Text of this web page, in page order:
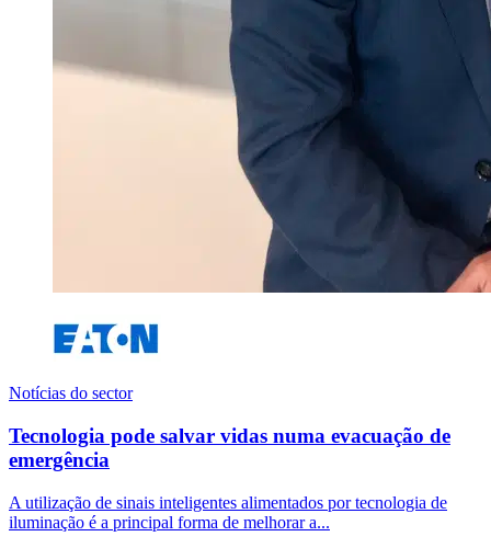
Notícias do sector
Tecnologia pode salvar vidas numa evacuação de
emergência
A utilização de sinais inteligentes alimentados por tecnologia de
iluminação é a principal forma de melhorar a...